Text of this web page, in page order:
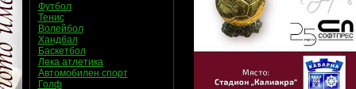
Футбол
Тенис
Волейбол
Хандбал
Баскетбол
Лека атлетика
Автомобилен спорт
Голф